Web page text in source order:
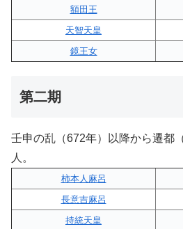
額田王
天智天皇
鏡王女
第二期
壬申の乱（672年）以降から遷都
人。
柿本人麻呂
長意吉麻呂
持統天皇